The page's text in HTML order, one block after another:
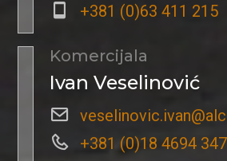
+381 (0)63 411 215
Komercijala
Ivan Veselinović
+381 (0)18 4694 347